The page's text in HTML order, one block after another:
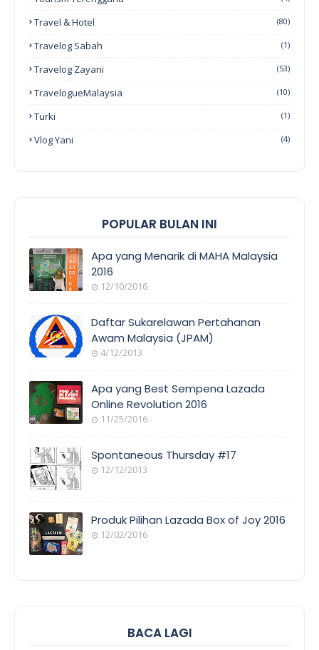
Travel & Hotel (80)
Travelog Sabah (1)
Travelog Zayani (53)
TravelogueMalaysia (10)
Turki (1)
Vlog Yani (4)
POPULAR BULAN INI
COVERAGE
Apa yang Menarik di MAHA Malaysia
2016
12/10/2016
AWAM
Daftar Sukarelawan Pertahanan
Awam Malaysia (JPAM)
4/12/2013
COVERAGE
Apa yang Best Sempena Lazada
Online Revolution 2016
11/25/2016
E
Spontaneous Thursday #17
12/12/2013
Produk Pilihan Lazada Box of Joy 2016
12/02/2016
BACA LAGI